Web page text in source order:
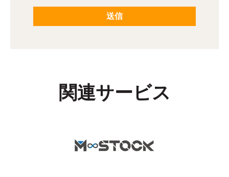
関連サービス